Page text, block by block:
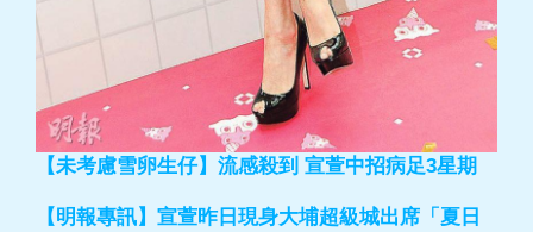
【未考慮雪卵生仔】流感殺到 宣萱中招病足3星期
【明報專訊】宣萱昨日現身大埔超級城出席「夏日